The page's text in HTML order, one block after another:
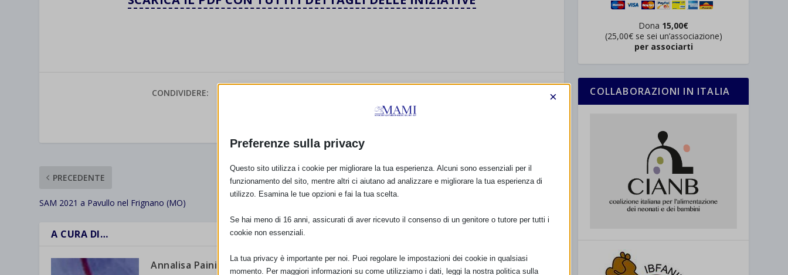
CONDIVIDERE:
PRECEDENTE
SAM 2021 a Pavullo nel Frignano (MO)
PROSSIMO
A CURA DI…
Annalisa Paini
Dona 15,00€
(25,00€ se sei un’associazione)
per associarti
COLLABORAZIONI IN ITALIA
Preferenze sulla privacy
×
Questo sito utilizza i cookie per migliorare la tua esperienza. Alcuni sono essenziali per il
funzionamento del sito, mentre altri ci aiutano ad analizzare e migliorare la tua esperienza di
utilizzo. Esamina le tue opzioni e fai la tua scelta.
Se hai meno di 16 anni, assicurati di aver ricevuto il consenso di un genitore o tutore per tutti i
cookie non essenziali.
La tua privacy è importante per noi. Puoi regolare le impostazioni dei cookie in qualsiasi
momento. Per maggiori informazioni su come utilizziamo i dati, leggi la nostra politica sulla